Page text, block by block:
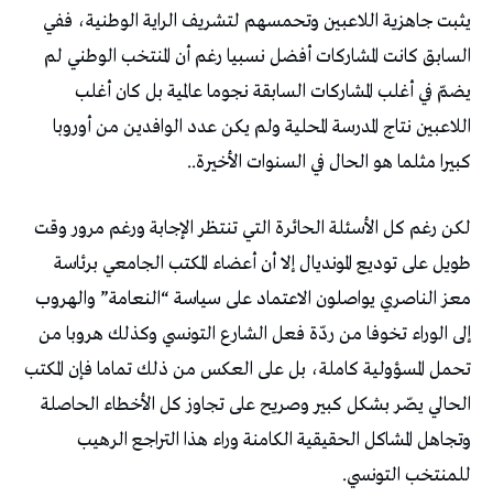
يثبت جاهزية اللاعبين وتحمسهم لتشريف الراية الوطنية، ففي
السابق كانت المشاركات أفضل نسبيا رغم أن المنتخب الوطني لم
يضمّ في أغلب المشاركات السابقة نجوما عالمية بل كان أغلب
اللاعبين نتاج المدرسة المحلية ولم يكن عدد الوافدين من أوروبا
كبيرا مثلما هو الحال في السنوات الأخيرة..
لكن رغم كل الأسئلة الحائرة التي تنتظر الإجابة ورغم مرور وقت
طويل على توديع المونديال إلا أن أعضاء المكتب الجامعي برئاسة
معز الناصري يواصلون الاعتماد على سياسة “النعامة” والهروب
إلى الوراء تخوفا من ردّة فعل الشارع التونسي وكذلك هروبا من
تحمل المسؤولية كاملة، بل على العكس من ذلك تماما فإن المكتب
الحالي يصّر بشكل كبير وصريح على تجاوز كل الأخطاء الحاصلة
وتجاهل المشاكل الحقيقية الكامنة وراء هذا التراجع الرهيب
للمنتخب التونسي.